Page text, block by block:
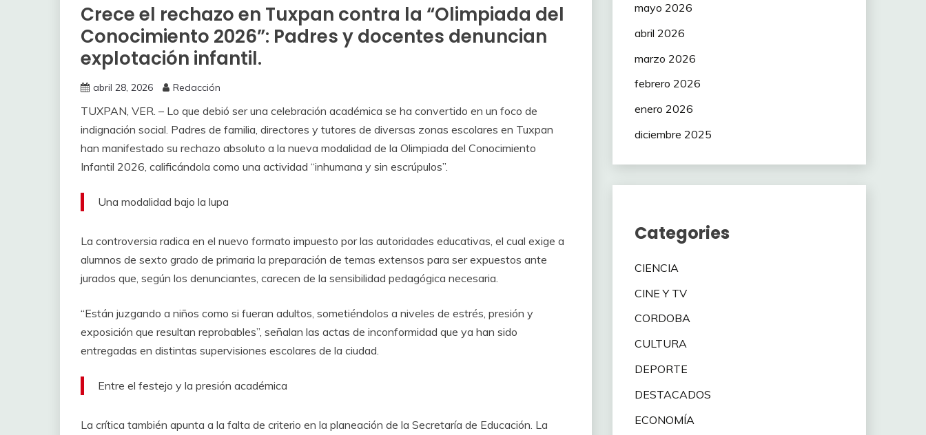
Crece el rechazo en Tuxpan contra la “Olimpiada del
Conocimiento 2026”: Padres y docentes denuncian
explotación infantil.
abril 28, 2026 Redacción
TUXPAN, VER. – Lo que debió ser una celebración académica se ha convertido en un foco de
indignación social. Padres de familia, directores y tutores de diversas zonas escolares en Tuxpan
han manifestado su rechazo absoluto a la nueva modalidad de la Olimpiada del Conocimiento
Infantil 2026, calificándola como una actividad “inhumana y sin escrúpulos”.
Una modalidad bajo la lupa
La controversia radica en el nuevo formato impuesto por las autoridades educativas, el cual exige a
alumnos de sexto grado de primaria la preparación de temas extensos para ser expuestos ante
jurados que, según los denunciantes, carecen de la sensibilidad pedagógica necesaria.
“Están juzgando a niños como si fueran adultos, sometiéndolos a niveles de estrés, presión y
exposición que resultan reprobables”, señalan las actas de inconformidad que ya han sido
entregadas en distintas supervisiones escolares de la ciudad.
Entre el festejo y la presión académica
La crítica también apunta a la falta de criterio en la planeación de la Secretaría de Educación. La
mayo 2026
abril 2026
marzo 2026
febrero 2026
enero 2026
diciembre 2025
Categories
CIENCIA
CINE Y TV
CORDOBA
CULTURA
DEPORTE
DESTACADOS
ECONOMÍA